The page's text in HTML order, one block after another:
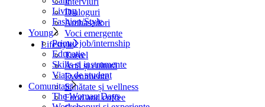
Dialoguri
Ambasadori
Voci emergente
Lifestyle
Travel
Artă și cultură
Evenimente
Sănătate și wellness
Food and coffee
Living
Fashion/Style
Young
Primul job/internship
Educație
Skills și instrumente
Viața de student
Comunitate
The Woman Days